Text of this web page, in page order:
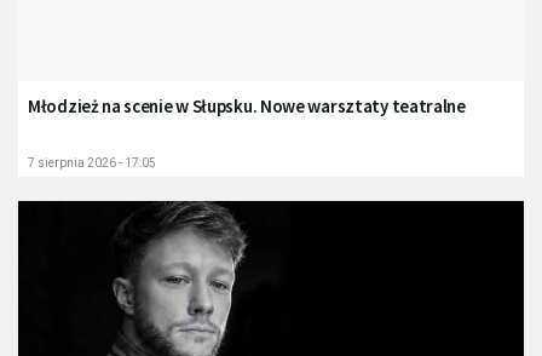
Młodzież na scenie w Słupsku. Nowe warsztaty teatralne
7 sierpnia 2026 - 17:05